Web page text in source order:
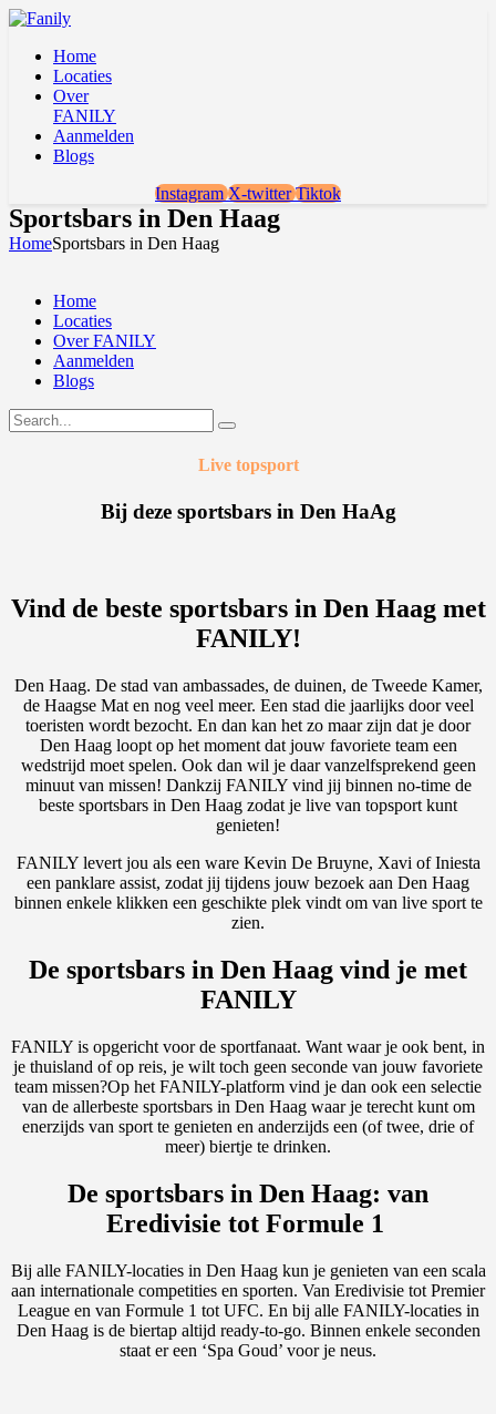
Home
Locaties
Over
FANILY
Aanmelden
Blogs
Instagram X-twitter Tiktok
Sportsbars in Den Haag
HomeSportsbars in Den Haag
Home
Locaties
Over FANILY
Aanmelden
Blogs
Live topsport
Bij deze sportsbars in Den HaAg
Vind de beste sportsbars in Den Haag met
FANILY!
Den Haag. De stad van ambassades, de duinen, de Tweede Kamer,
de Haagse Mat en nog veel meer. Een stad die jaarlijks door veel
toeristen wordt bezocht. En dan kan het zo maar zijn dat je door
Den Haag loopt op het moment dat jouw favoriete team een
wedstrijd moet spelen. Ook dan wil je daar vanzelfsprekend geen
minuut van missen! Dankzij FANILY vind jij binnen no-time de
beste sportsbars in Den Haag zodat je live van topsport kunt
genieten!
FANILY levert jou als een ware Kevin De Bruyne, Xavi of Iniesta
een panklare assist, zodat jij tijdens jouw bezoek aan Den Haag
binnen enkele klikken een geschikte plek vindt om van live sport te
zien.
De sportsbars in Den Haag vind je met
FANILY
FANILY is opgericht voor de sportfanaat. Want waar je ook bent, in
je thuisland of op reis, je wilt toch geen seconde van jouw favoriete
team missen?Op het FANILY-platform vind je dan ook een selectie
van de allerbeste sportsbars in Den Haag waar je terecht kunt om
enerzijds van sport te genieten en anderzijds een (of twee, drie of
meer) biertje te drinken.
De sportsbars in Den Haag: van
Eredivisie tot Formule 1
Bij alle FANILY-locaties in Den Haag kun je genieten van een scala
aan internationale competities en sporten. Van Eredivisie tot Premier
League en van Formule 1 tot UFC. En bij alle FANILY-locaties in
Den Haag is de biertap altijd ready-to-go. Binnen enkele seconden
staat er een ‘Spa Goud’ voor je neus.